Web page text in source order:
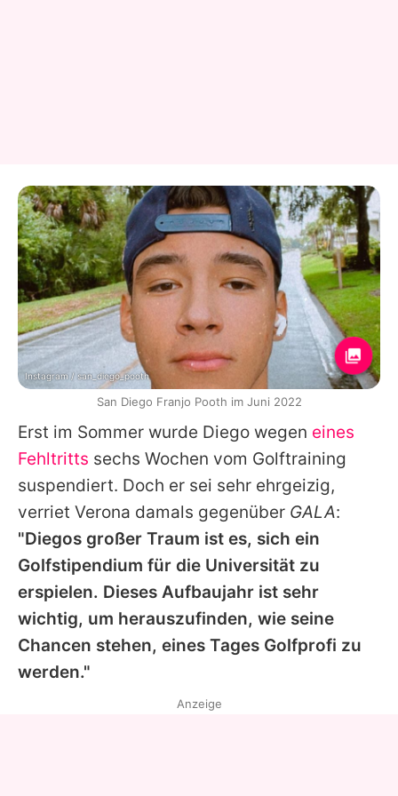
Erst im Sommer wurde Diego wegen eines
Fehltritts sechs Wochen vom Golftraining
suspendiert. Doch er sei sehr ehrgeizig,
verriet Verona damals gegenüber GALA:
"Diegos großer Traum ist es, sich ein
Golfstipendium für die Universität zu
erspielen. Dieses Aufbaujahr ist sehr
wichtig, um herauszufinden, wie seine
Chancen stehen, eines Tages Golfprofi zu
werden."
Instagram / san_diego_pooth
San Diego Franjo Pooth im Juni 2022
Anzeige